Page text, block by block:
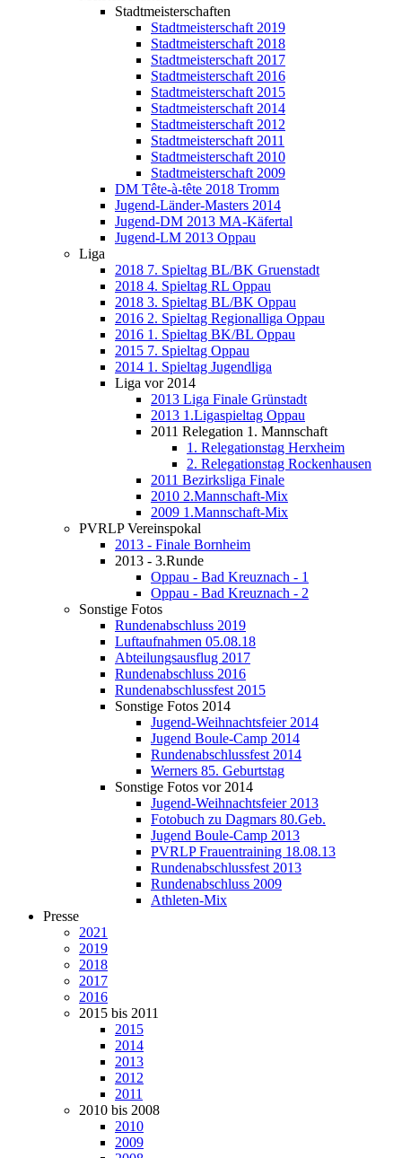
Stadtmeisterschaften
Stadtmeisterschaft 2019
Stadtmeisterschaft 2018
Stadtmeisterschaft 2017
Stadtmeisterschaft 2016
Stadtmeisterschaft 2015
Stadtmeisterschaft 2014
Stadtmeisterschaft 2012
Stadtmeisterschaft 2011
Stadtmeisterschaft 2010
Stadtmeisterschaft 2009
DM Tête-à-tête 2018 Tromm
Jugend-Länder-Masters 2014
Jugend-DM 2013 MA-Käfertal
Jugend-LM 2013 Oppau
Liga
2018 7. Spieltag BL/BK Gruenstadt
2018 4. Spieltag RL Oppau
2018 3. Spieltag BL/BK Oppau
2016 2. Spieltag Regionalliga Oppau
2016 1. Spieltag BK/BL Oppau
2015 7. Spieltag Oppau
2014 1. Spieltag Jugendliga
Liga vor 2014
2013 Liga Finale Grünstadt
2013 1.Ligaspieltag Oppau
2011 Relegation 1. Mannschaft
1. Relegationstag Herxheim
2. Relegationstag Rockenhausen
2011 Bezirksliga Finale
2010 2.Mannschaft-Mix
2009 1.Mannschaft-Mix
PVRLP Vereinspokal
2013 - Finale Bornheim
2013 - 3.Runde
Oppau - Bad Kreuznach - 1
Oppau - Bad Kreuznach - 2
Sonstige Fotos
Rundenabschluss 2019
Luftaufnahmen 05.08.18
Abteilungsausflug 2017
Rundenabschluss 2016
Rundenabschlussfest 2015
Sonstige Fotos 2014
Jugend-Weihnachtsfeier 2014
Jugend Boule-Camp 2014
Rundenabschlussfest 2014
Werners 85. Geburtstag
Sonstige Fotos vor 2014
Jugend-Weihnachtsfeier 2013
Fotobuch zu Dagmars 80.Geb.
Jugend Boule-Camp 2013
PVRLP Frauentraining 18.08.13
Rundenabschlussfest 2013
Rundenabschluss 2009
Athleten-Mix
Presse
2021
2019
2018
2017
2016
2015 bis 2011
2015
2014
2013
2012
2011
2010 bis 2008
2010
2009